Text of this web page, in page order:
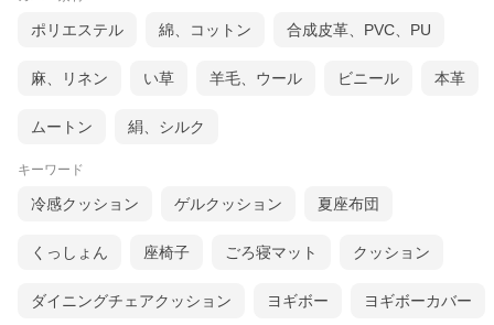
ポリエステル 綿、コットン 合成皮革、PVC、PU
麻、リネン い草 羊毛、ウール ビニール 本革
ムートン 絹、シルク
キーワード
冷感クッション ゲルクッション 夏座布団
くっしょん 座椅子 ごろ寝マット クッション
ダイニングチェアクッション ヨギボー ヨギボーカバー